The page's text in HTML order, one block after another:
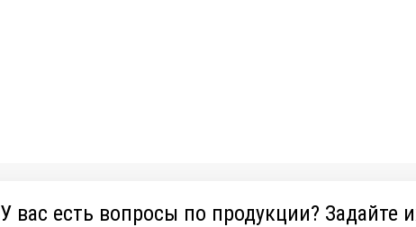
У вас есть вопросы по продукции? Задайте